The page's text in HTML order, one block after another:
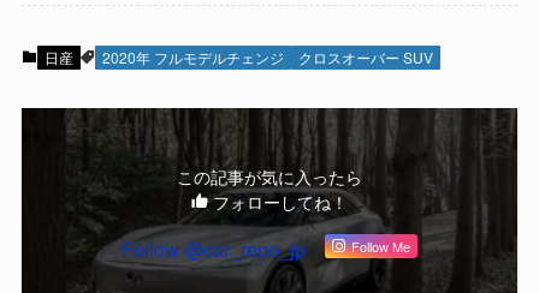
日産 2020年 フルモデルチェンジ クロスオーバー SUV
この記事が気に入ったら
フォローしてね！
Follow @car_repo_jp Follow Me